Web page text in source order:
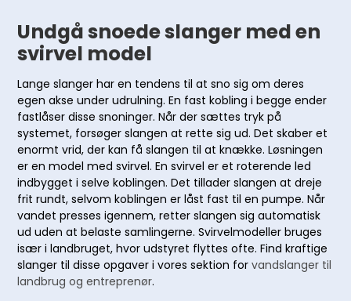
Undgå snoede slanger med en
svirvel model
Lange slanger har en tendens til at sno sig om deres
egen akse under udrulning. En fast kobling i begge ender
fastlåser disse snoninger. Når der sættes tryk på
systemet, forsøger slangen at rette sig ud. Det skaber et
enormt vrid, der kan få slangen til at knække. Løsningen
er en model med svirvel. En svirvel er et roterende led
indbygget i selve koblingen. Det tillader slangen at dreje
frit rundt, selvom koblingen er låst fast til en pumpe. Når
vandet presses igennem, retter slangen sig automatisk
ud uden at belaste samlingerne. Svirvelmodeller bruges
især i landbruget, hvor udstyret flyttes ofte. Find kraftige
slanger til disse opgaver i vores sektion forvandslanger til
landbrug og entreprenør.